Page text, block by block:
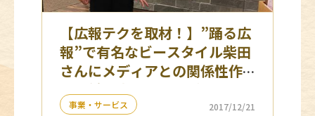
【広報テクを取材！】”踊る広
報”で有名なビースタイル柴田
さんにメディアとの関係性作
り＆働き方をインタビュー
事業・サービス 2017/12/21